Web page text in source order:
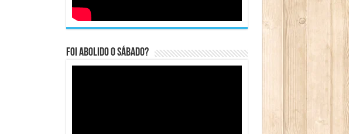
Foi abolido o sábado?